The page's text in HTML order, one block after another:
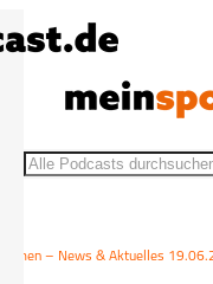
Bremen – News & Aktuelles